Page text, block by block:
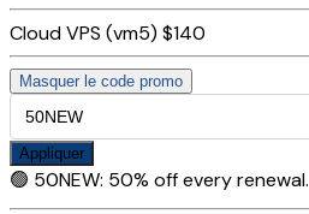
Cloud VPS (vm5) $140
Masquer le code promo
Appliquer
🟢 50NEW: 50% off every renewal.